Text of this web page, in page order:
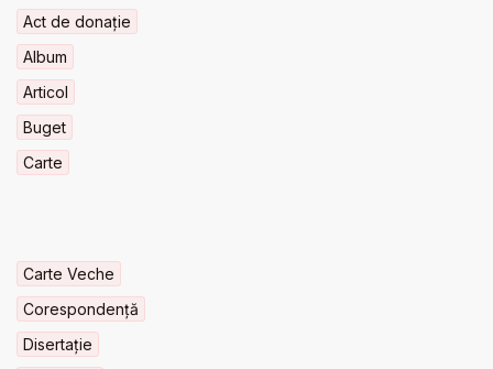
Act de donație
Album
Articol
Buget
Carte
Carte Veche
Corespondență
Disertație